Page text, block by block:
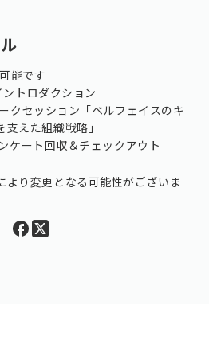
能です
トロダクション
クセッション「ベルフェイスのキ
えた組織戦略」
ケート回収＆チェックアウト
り変更となる可能性がございま